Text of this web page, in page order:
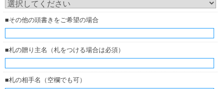
■その他の頭書きをご希望の場合
■札の贈り主名（札をつける場合は必須）
■札の相手名（空欄でも可）